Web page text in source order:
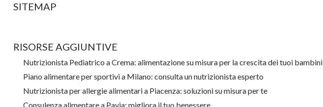
SITEMAP
RISORSE AGGIUNTIVE
Nutrizionista Pediatrico a Crema: alimentazione su misura per la crescita dei tuoi bambini
Piano alimentare per sportivi a Milano: consulta un nutrizionista esperto
Nutrizionista per allergie alimentari a Piacenza: soluzioni su misura per te
Consulenza alimentare a Pavia: migliora il tuo benessere